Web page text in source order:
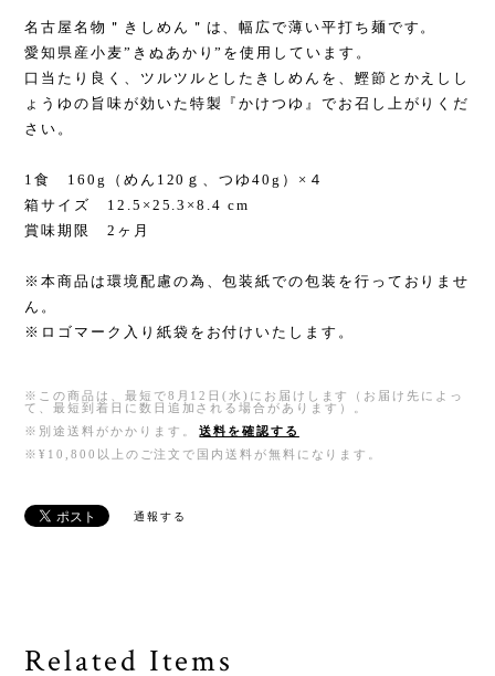
※この商品は、最短で8月12日(水)にお届けします（お届け先によっ
て、最短到着日に数日追加される場合があります）。
※別途送料がかかります。
送料を確認する
※¥10,800以上のご注文で国内送料が無料になります。
通報する
名古屋名物＂きしめん＂は、幅広で薄い平打ち麺です。
愛知県産小麦”きぬあかり”を使用しています。
口当たり良く、ツルツルとしたきしめんを、鰹節とかえしし
ょうゆの旨味が効いた特製『かけつゆ』でお召し上がりくだ
さい。
1食 160g（めん120ｇ、つゆ40g）×４
箱サイズ 12.5×25.3×8.4 cm
賞味期限 2ヶ月
※本商品は環境配慮の為、包装紙での包装を行っておりませ
ん。
※ロゴマーク入り紙袋をお付けいたします。
Related Items